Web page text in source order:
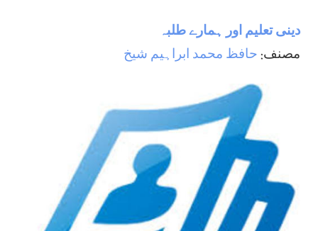
دینی تعلیم اور ہمارے طلبہ
مصنف: حافظ محمد ابراہیم شیخ